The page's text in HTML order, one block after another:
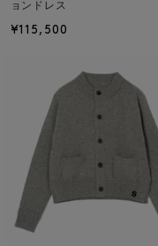
ョンドレス
¥115,500